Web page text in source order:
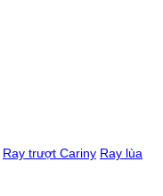
Ray trượt Cariny Ray lùa